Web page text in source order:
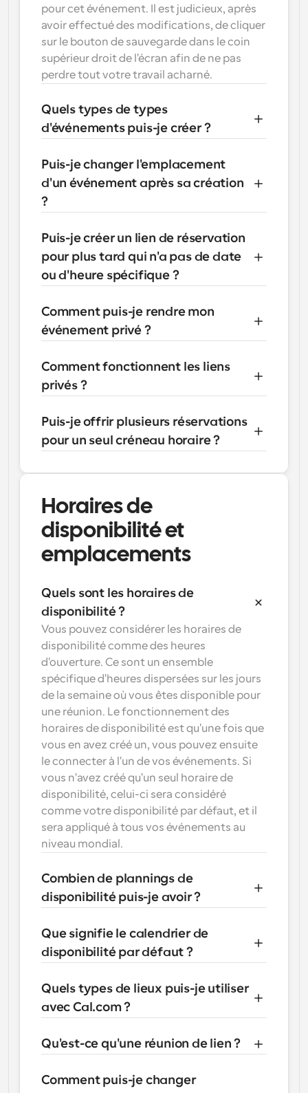
pour cet événement. Il est judicieux, après
avoir effectué des modifications, de cliquer
sur le bouton de sauvegarde dans le coin
supérieur droit de l'écran afin de ne pas
perdre tout votre travail acharné.
Quels types de types
d'événements puis-je créer ?
Puis-je changer l'emplacement
d'un événement après sa création
?
Puis-je créer un lien de réservation
pour plus tard qui n'a pas de date
ou d'heure spécifique ?
Comment puis-je rendre mon
événement privé ?
Comment fonctionnent les liens
privés ?
Puis-je offrir plusieurs réservations
pour un seul créneau horaire ?
Horaires de
disponibilité et
emplacements
Quels sont les horaires de
disponibilité ?
Vous pouvez considérer les horaires de
disponibilité comme des heures
d'ouverture. Ce sont un ensemble
spécifique d'heures dispersées sur les jours
de la semaine où vous êtes disponible pour
une réunion. Le fonctionnement des
horaires de disponibilité est qu'une fois que
vous en avez créé un, vous pouvez ensuite
le connecter à l'un de vos événements. Si
vous n'avez créé qu'un seul horaire de
disponibilité, celui-ci sera considéré
comme votre disponibilité par défaut, et il
sera appliqué à tous vos événements au
niveau mondial.
Combien de plannings de
disponibilité puis-je avoir ?
Que signifie le calendrier de
disponibilité par défaut ?
Quels types de lieux puis-je utiliser
avec Cal.com ?
Qu'est-ce qu'une réunion de lien ?
Comment puis-je changer